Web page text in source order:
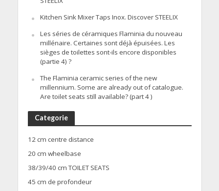
Kitchen Sink Mixer Taps Inox. Discover STEELIX
Les séries de céramiques Flaminia du nouveau
millénaire. Certaines sont déjà épuisées. Les
sièges de toilettes sont-ils encore disponibles
(partie 4) ?
The Flaminia ceramic series of the new
millennium. Some are already out of catalogue.
Are toilet seats still available? (part 4 )
Categorie
12 cm centre distance
20 cm wheelbase
38/39/40 cm TOILET SEATS
45 cm de profondeur